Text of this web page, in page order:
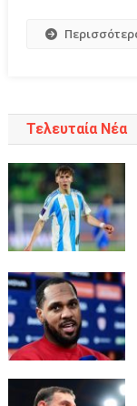
Τελευταία Νέα